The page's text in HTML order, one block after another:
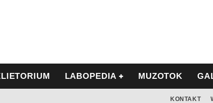
LABOPEDIA MUZOTOK
KONTAKT